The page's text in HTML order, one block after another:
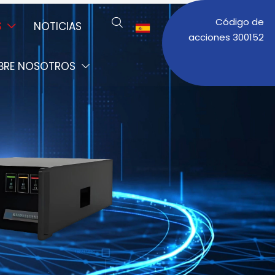
 NOTICIAS
NOSOTROS 
 
Código de
acciones 300152